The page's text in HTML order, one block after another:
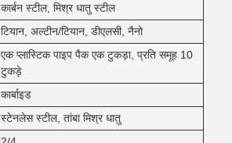
कार्बन स्टील, मिश्र धातु स्टील
टियान, अल्टीन/टियान, डीएलसी, नैनो
एक प्लास्टिक पाइप पैक एक टुकड़ा, प्रति समूह 10
टुकड़े
कार्बाइड
स्टेनलेस स्टील, तांबा मिश्र धातु